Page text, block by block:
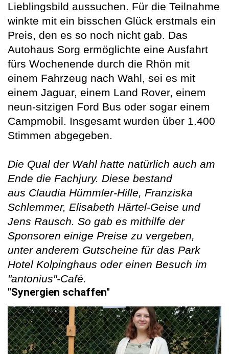
Lieblingsbild aussuchen. Für die Teilnahme
winkte mit ein bisschen Glück erstmals ein
Preis, den es so noch nicht gab. Das
Autohaus Sorg ermöglichte eine Ausfahrt
fürs Wochenende durch die Rhön mit
einem Fahrzeug nach Wahl, sei es mit
einem Jaguar, einem Land Rover, einem
neun-sitzigen Ford Bus oder sogar einem
Campmobil. Insgesamt wurden über 1.400
Stimmen abgegeben.
Die Qual der Wahl hatte natürlich auch am
Ende die Fachjury. Diese bestand
aus Claudia Hümmler-Hille, Franziska
Schlemmer, Elisabeth Härtel-Geise und
Jens Rausch. So gab es mithilfe der
Sponsoren einige Preise zu vergeben,
unter anderem Gutscheine für das Park
Hotel Kolpinghaus oder einen Besuch im
"antonius"-Café.
"Synergien schaffen"